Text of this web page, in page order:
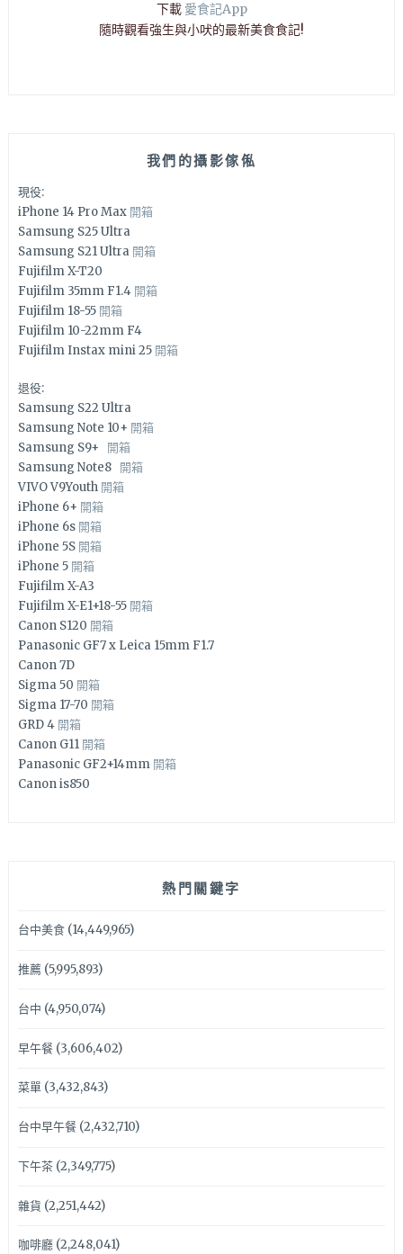
下載 愛食記App
隨時觀看強生與小吠的最新美食食記!
我們的攝影傢俬
現役:
iPhone 14 Pro Max 開箱
Samsung S25 Ultra
Samsung S21 Ultra 開箱
Fujifilm X-T20
Fujifilm 35mm F1.4 開箱
Fujifilm 18-55 開箱
Fujifilm 10-22mm F4
Fujifilm Instax mini 25 開箱
退役:
Samsung S22 Ultra
Samsung Note 10+ 開箱
Samsung S9+ 開箱
Samsung Note8 開箱
VIVO V9Youth 開箱
iPhone 6+ 開箱
iPhone 6s 開箱
iPhone 5S 開箱
iPhone 5 開箱
Fujifilm X-A3
Fujifilm X-E1+18-55 開箱
Canon S120 開箱
Panasonic GF7 x Leica 15mm F1.7
Canon 7D
Sigma 50 開箱
Sigma 17-70 開箱
GRD 4 開箱
Canon G11 開箱
Panasonic GF2+14mm 開箱
Canon is850
熱門關鍵字
台中美食(14,449,965)
推薦(5,995,893)
台中 (4,950,074)
早午餐(3,606,402)
菜單(3,432,843)
台中早午餐(2,432,710)
下午茶(2,349,775)
雜貨 (2,251,442)
咖啡廳(2,248,041)